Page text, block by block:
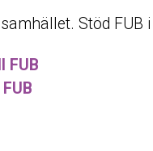
Stöd FUB
FUB